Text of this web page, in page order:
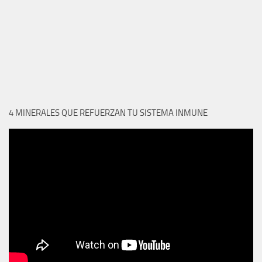
4 MINERALES QUE REFUERZAN TU SISTEMA INMUNE